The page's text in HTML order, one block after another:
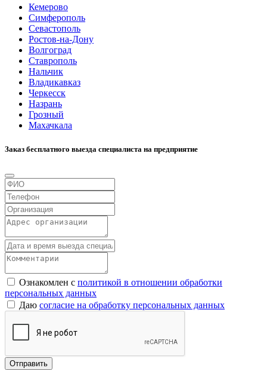
Кемерово
Симферополь
Севастополь
Ростов-на-Дону
Волгоград
Ставрополь
Нальчик
Владикавказ
Черкесск
Назрань
Грозный
Махачкала
Заказ бесплатного выезда специалиста на предприятие
Ознакомлен с политикой в отношении обработки
персональных данных
Даю согласие на обработку персональных данных